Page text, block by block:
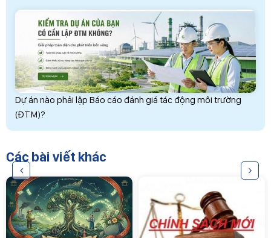
Dự án nào phải lập Báo cáo đánh giá tác động môi trường
(ĐTM)?
Các bài viết khác